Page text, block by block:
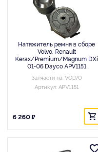
Натяжитель ремня в сборе
Volvo, Renault
Kerax/Premium/Magnum DXi
01-06 Dayco APV1151
Запчасти на: VOLVO
Артикул: APV1151
6 260 ₽